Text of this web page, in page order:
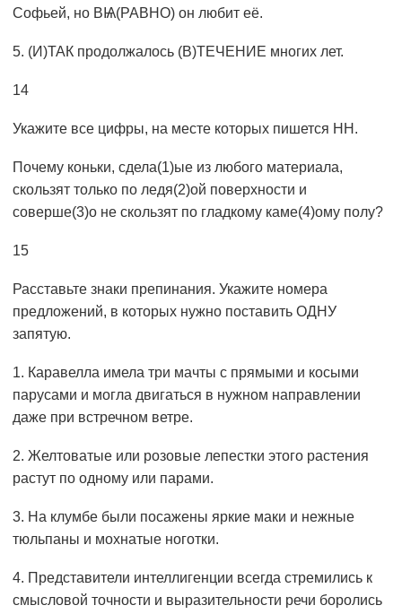
Софьей, но ВѨ(РАВНО) он любит её.
5. (И)ТАК продолжалось (В)ТЕЧЕНИЕ многих лет.
14
Укажите все цифры, на месте которых пишется НН.
Почему коньки, сдела(1)ые из любого материала,
скользят только по ледя(2)ой поверхности и
соверше(3)о не скользят по гладкому каме(4)ому полу?
15
Расставьте знаки препинания. Укажите номера
предложений, в которых нужно поставить ОДНУ
запятую.
1. Каравелла имела три мачты с прямыми и косыми
парусами и могла двигаться в нужном направлении
даже при встречном ветре.
2. Желтоватые или розовые лепестки этого растения
растут по одному или парами.
3. На клумбе были посажены яркие маки и нежные
тюльпаны и мохнатые ноготки.
4. Представители интеллигенции всегда стремились к
смысловой точности и выразительности речи боролись